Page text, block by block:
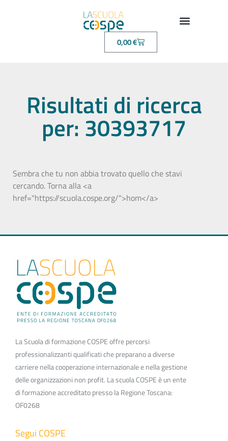
0,00€
Risultati di ricerca
per: 30393717
Sembra che tu non abbia trovato quello che stavi
cercando. Torna alla <a
href="https://scuola.cospe.org/">hom</a>
La Scuola di formazione COSPE offre percorsi
professionalizzanti qualificati che preparano a diverse
carriere nella cooperazione internazionale e nella gestione
delle organizzazioni non profit. La scuola COSPE è un ente
di formazione accreditato presso la Regione Toscana:
OF0268
Segui COSPE